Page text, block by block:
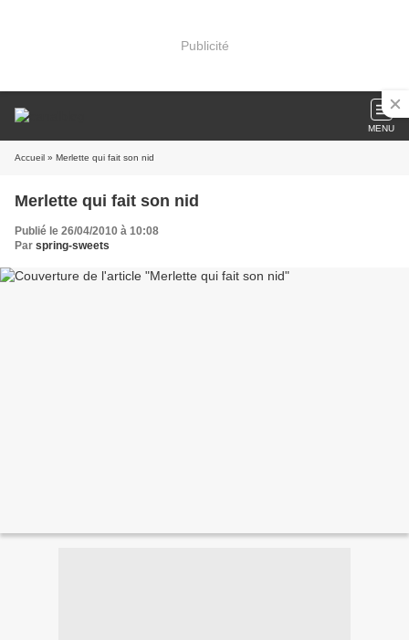
Publicité
MENU
Accueil » Merlette qui fait son nid
Merlette qui fait son nid
Publié le 26/04/2010 à 10:08
Par spring-sweets